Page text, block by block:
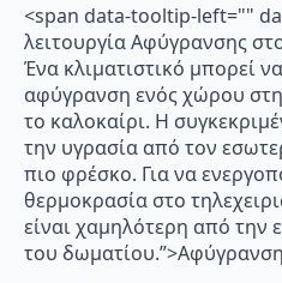
<span data-tooltip-left=""
λειτουργία Αφύγρανσης
Ένα κλιματιστικό μπορεί
αφύγρανση ενός χώρου
το καλοκαίρι. Η
την υγρασία από τον
πιο φρέσκο. Για να
θερμοκρασία στο
είναι χαμηλότερη από την
του δωματίου.”>Αφύγρανση